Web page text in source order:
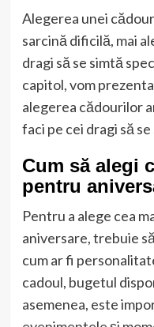
Alegerea unei
sarcină dificilă, mai
dragi să se simtă
capitol, vom
alegerea cădourilor
faci pe cei dragi să
Cum să alegi
pentru
Pentru a alege cea
aniversare, trebuie
cum ar fi
cadoul, bugetul
asemenea, este